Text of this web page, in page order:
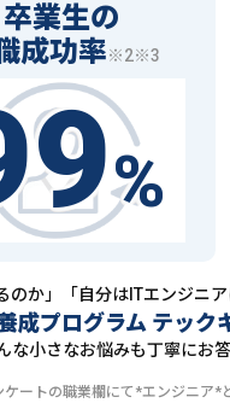
卒業生の
成功率※2※3
%
のか」「自分はITエンジニ
成プログラム テック
小さなお悩みも丁寧にお答
トの職業欄にて*エンジニア*と